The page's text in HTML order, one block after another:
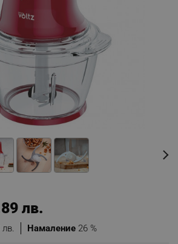
Намаление 26 %
лв.